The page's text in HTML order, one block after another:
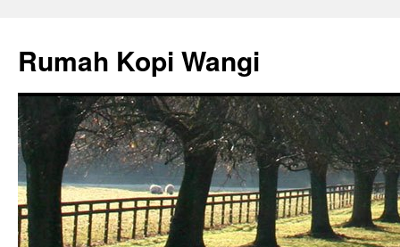
Rumah Kopi Wangi